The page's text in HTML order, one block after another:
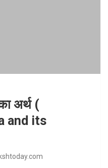
अर्थ (
and its